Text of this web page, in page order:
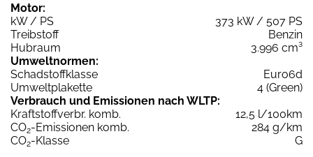
Motor:
kW / PS
373 kW / 507 PS
Treibstoff
Benzin
Hubraum
3.996 cm³
Umweltnormen:
Schadstoffklasse
Euro6d
Umweltplakette
4 (Green)
Verbrauch und Emissionen nach WLTP:
Kraftstoffverbr. komb.
12,5 l/100km
CO2-Emissionen komb.
284 g/km
CO2-Klasse
G